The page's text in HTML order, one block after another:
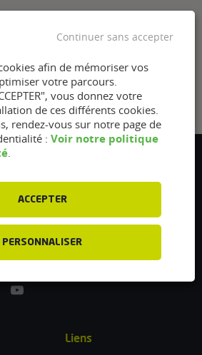
On
Liens
afin de mémoriser vos
votre parcours.
vous donnez votre
de ces différents cookies.
rendez-vous sur notre page de
: Voir notre politique
.
ACCEPTER
PERSONNALISER
Continuer sans accepter